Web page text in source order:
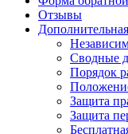
Отзывы
Сводные
Порядок
Защита
Защита